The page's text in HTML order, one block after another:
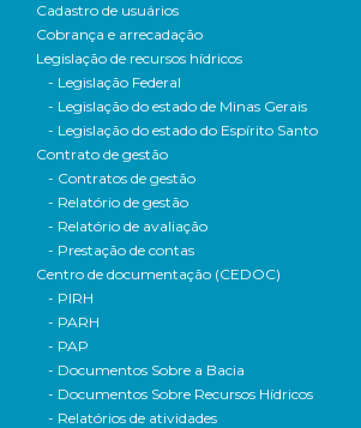
Cadastro de usuários
Cobrança e arrecadação
Legislação de recursos hídricos
- Legislação Federal
- Legislação do estado de Minas Gerais
- Legislação do estado do Espírito Santo
Contrato de gestão
- Contratos de gestão
- Relatório de gestão
- Relatório de avaliação
- Prestação de contas
Centro de documentação (CEDOC)
- PIRH
- PARH
- PAP
- Documentos Sobre a Bacia
- Documentos Sobre Recursos Hídricos
- Relatórios de atividades